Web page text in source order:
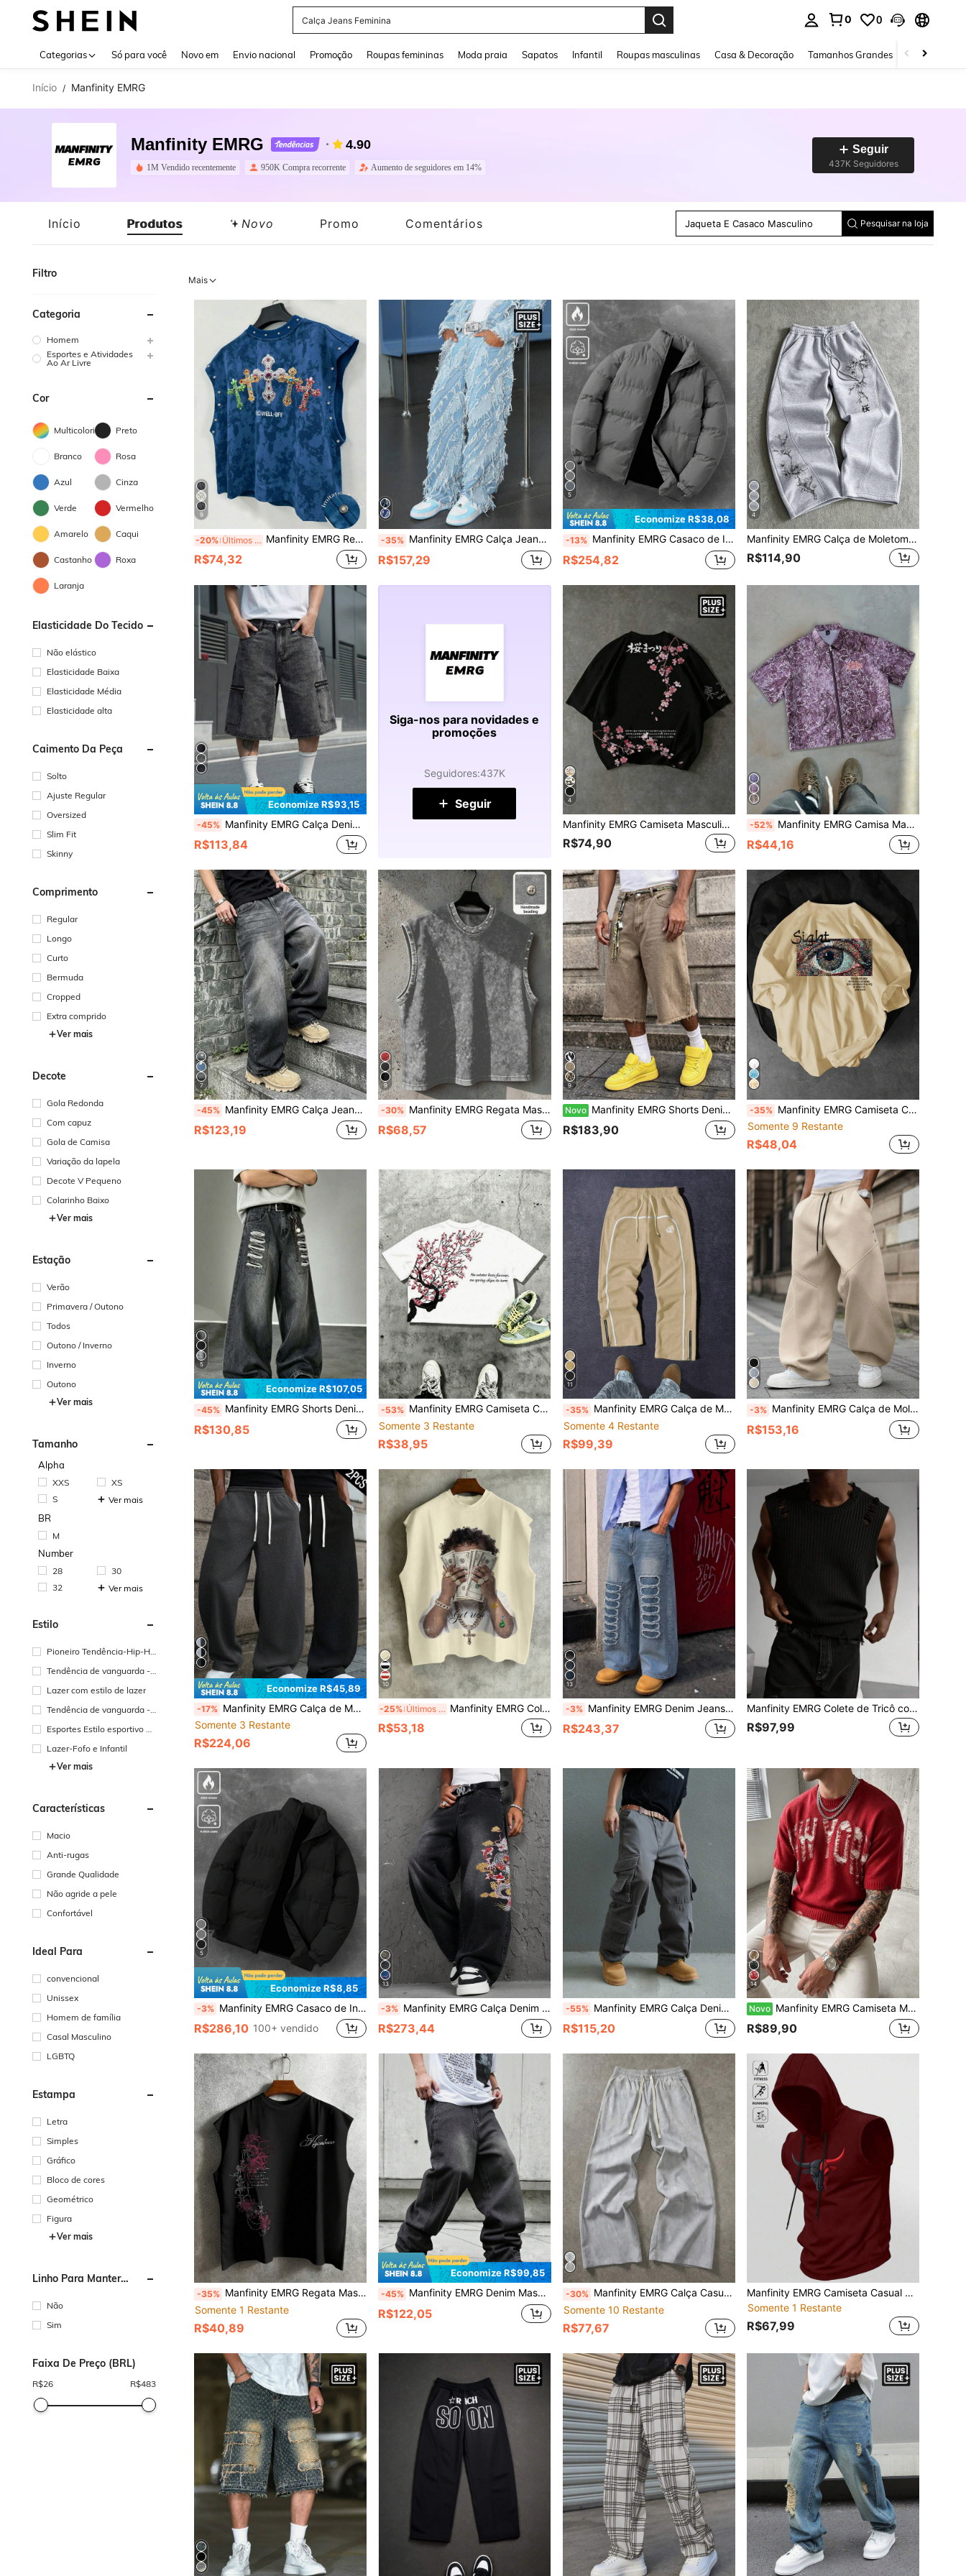
Calça Jeans Feminina
0 0
Categorias Só para você Novo em Envio nacional Promoção Roupas femininas Moda praia Sapatos Infantil Roupas masculinas Casa & Decoração Tamanhos Grandes Joias e
Início / Manfinity EMRG
Manfinity EMRG 4.90
1M Vendido recentemente 950K Compra recorrente Aumento de seguidores em 14%
Seguir
437K Seguidores
Início Produtos Novo Promo Comentários
Conjunto De Camisa Masculina
Jaqueta E Casaco Masculino
Jeans Masculina
Camiseta Polo Masculina
Moletom Masculino
Pesquisar na loja
Filtro
Categoria
Homem
Esportes e Atividades
Ao Ar Livre
Cor
Multicolorido Preto
Branco Rosa
Azul Cinza
Verde Vermelho
Amarelo Caqui
Castanho Roxa
Laranja
Elasticidade Do Tecido
Não elástico
Elasticidade Baixa
Elasticidade Média
Elasticidade alta
Caimento Da Peça
Solto
Ajuste Regular
Oversized
Slim Fit
Skinny
Comprimento
Regular
Longo
Curto
Bermuda
Cropped
Extra comprido
Ver mais
Decote
Gola Redonda
Com capuz
Gola de Camisa
Variação da lapela
Decote V Pequeno
Colarinho Baixo
Ver mais
Estação
Verão
Primavera / Outono
Todos
Outono / Inverno
Inverno
Outono
Ver mais
Tamanho
Alpha
XXS
XS
S
Ver mais
BR
M
Number
28
30
32
Ver mais
Estilo
Pioneiro Tendência-Hip-Ho
Tendência de vanguarda -
Lazer com estilo de lazer
Tendência de vanguarda -
Esportes Estilo esportivo ao
Lazer-Fofo e Infantil
Ver mais
Características
Macio
Anti-rugas
Grande Qualidade
Não agride a pele
Confortável
Ideal Para
convencional
Unissex
Homem de família
Casal Masculino
LGBTQ
Estampa
Letra
Simples
Gráfico
Bloco de cores
Geométrico
Figura
Ver mais
Linho Para Manter
Não
Sim
Faixa De Preço (BRL)
R$26 R$483
Mais
9
-20% Últimos 3 dias Manfinity EMRG Regata Casual Masculina com Gola Redonda, Estampa de Letra, Cruz, Floco de Neve Grande e Contas Bolha
R$74,32
-35% Manfinity EMRG Calça Jeans Perna Larga Jacquard Plus Size Masculino
R$157,29
5
Economize R$38,08
-13% Manfinity EMRG Casaco de Inverno de Manga Longa com Gola Padre de Cor Sólida para Homens, Casaco de Inverno Quente de Cor Sólida
R$254,82
4
Manfinity EMRG Calça de Moletom Casual Solta com Estampa Floral Masculina
R$114,90
Economize R$93,15
-45% Manfinity EMRG Calça Denim Masculina Casual Retrô Preta Super Larga Perna Larga Cropped, Férias
R$113,84
Siga-nos para novidades e
promoções
Seguidores:437K
Seguir 4
Manfinity EMRG Camiseta Masculina Plus Size Fashion Sakura Japonesa Tóquio Texto, Design Único, Férias
R$74,90
-52% Manfinity EMRG Camisa Masculina de Manga Curta com Zíper e Estampa de Galhos de Árvore Desfolhada
R$44,16
7
-45% Manfinity EMRG Calça Jeans Casuais Masculinos de Perna Larga com Lavagem Desbotada e Gradiente de Letra Gótica
R$123,19
9
-30% Manfinity EMRG Regata Masculina de Verão Estilo Street com Detalhe de Rebite, Férias
R$68,57
9
Novo Manfinity EMRG Shorts Denim Rosa Super Solto Perna Larga Desfiado
R$183,90
-35% Manfinity EMRG Camiseta Casual Masculina de Manga Curta com Gola Redonda e Estampa da Moda, Verão
Somente 9 Restante
R$48,04
5
Economize R$107,05
-45% Manfinity EMRG Shorts Denim Perna Larga Desgastado Estilo de Rua Americano
R$130,85
-53% Manfinity EMRG Camiseta Casual Solta Streetwear Masculina
Somente 3 Restante
R$38,95
11
-35% Manfinity EMRG Calça de Moletom Masculina Casual de Uso Diário com Estampa de Letra e Estrela, Cordão e Vivo em Contraste
Somente 4 Restante
R$99,39
-3% Manfinity EMRG Calça de Moletom Masculina Cor Sólida com Cordão na Cintura e Bolsos Casual Perna Larga Calça de Moletom Masculina Cinza Perna Sino Calça de Moletom Oversized Calça de Moletom Perna Larga para Homens Calça de Moletom Flare Masculina Calça de Moletom Flare Masculina Calça de Moletom Cinza Joggers Calça de Moletom Cinza Baggy Perna Larga
R$153,16
Economize R$45,89
-17% Manfinity EMRG Calça de Moletom Casual Masculina de Ajuste Folgado, Calça Larga, Calça de Treino, Calça Jogger, Calça Larga Versátil de Estilo de Rua, Adequada para Streetwear, Uso Casual Diário, Passeios de Fim de Semana, Festivais de Música, Reuniões Sociais e Mais. Essa Calça é uma Peça Versátil e Essencial no Guarda-Roupa de um Homem, Tornando-a um Ótimo Presente para Namorados ou Maridos. Calça de Moletom Oversized Moletom Calça de Moletom Larga para Homens Pro Club Calça de Moletom Cinza Calça de Moletom Larga
Somente 3 Restante
R$224,06
10
-25% Últimos 3 dias Manfinity EMRG Colete Masculino Sem Mangas na Cor Damasco, Estampa de Dinheiro e Riqueza, Estilo Casual Esportivo Americano de Rua, Adequado para Verão, Férias, Festa, Uso Diário, Feriado
R$53,18
13
-3% Manfinity EMRG Denim Jeans Desgastado Estilo de Rua Europeu & Americano Combinando para Casal
R$243,37
Manfinity EMRG Colete de Tricô com Gola Redonda e Efeito Desgastado Versátil para Moda Masculina
R$97,99
5
Economize R$8,85
-3% Manfinity EMRG Casaco de Inverno de Manga Longa com Gola Padre, Cor Sólida, Casaco de Inverno Quente de Fleece de Cor Sólida, para o Outono
R$286,10 100+ vendido
13
-3% Manfinity EMRG Calça Denim Masculina Y2K Preta Lavada com Ajuste Solto e Bordado de Dragão e Peixe Carpa - Jeans Estilo Oriental de Rua
R$273,44
-55% Manfinity EMRG Calça Denim Simples e Lisa para Uso Diário Masculino
R$115,20
14
Novo Manfinity EMRG Camiseta Masculina Casual de Malha com Gola Redonda, Manga Curta e Estampa de Letra Desgastada
R$89,90
-35% Manfinity EMRG Regata Masculina Preta Estilo Gótico Sem Mangas, Top Streetwear com Estampa de Lírio-Aranha Vermelho, Top Casual de Verão Sem Mangas, Nova Regata Solta de Verão Sem Mangas, Top Gótico Escuro com Estampa de Lírio-Aranha Vermelho + Corrente & Letra em Caligrafia Sem Mangas, Top Streetwear Americano, Adequado para Uso Diário, Passeios, Festas, Festivais de Música, Feriados
Somente 1 Restante
R$40,89
Economize R$99,85
-45% Manfinity EMRG Denim Masculino Vintage Lavado Perna Reta Solta, Cinza Escuro
R$122,05
-30% Manfinity EMRG Calça Casual de Verão com Cintura Elástica e Cordão para Homens
Somente 10 Restante
R$77,67
Manfinity EMRG Camiseta Casual Masculina com Capuz e Cordão, Versátil para Uso Diário e Esportes
Somente 1 Restante
R$67,99